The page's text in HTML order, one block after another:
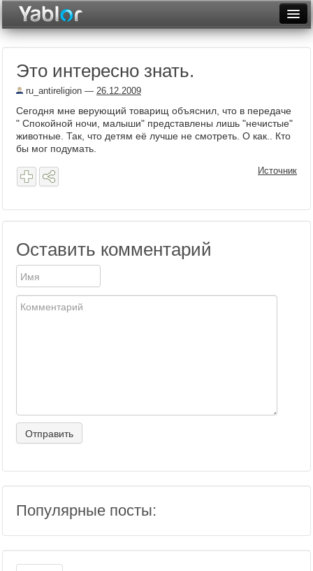
Неделя
Рейтинги
Видеотоп
Это интересно знать.
ru_antireligion — 26.12.2009
Сегодня мне верующий товарищ объяснил, что в передаче
" Спокойной ночи, малыши" представлены лишь "нечистые"
животные. Так, что детям её лучше не смотреть. О как.. Кто
бы мог подумать.
Источник
Оставить комментарий
Популярные посты: